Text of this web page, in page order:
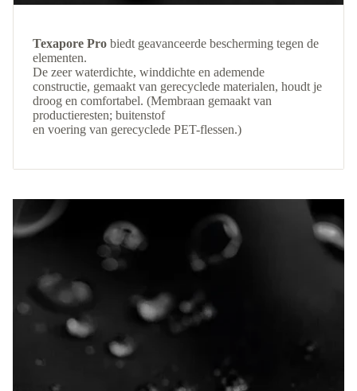
Texapore Pro biedt geavanceerde bescherming tegen de
elementen.
De zeer waterdichte, winddichte en ademende
constructie, gemaakt van gerecyclede materialen, houdt je
droog en comfortabel. (Membraan gemaakt van
productieresten; buitenstof
en voering van gerecyclede PET-flessen.)